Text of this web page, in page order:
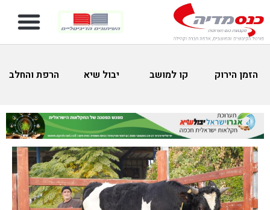
הזמן הירוק קו למושב יבול שיא הרפת והחלב